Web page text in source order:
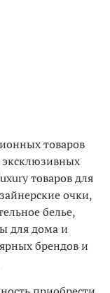
товаров
товаров для
очки,
белье,
для дома и
брендов и